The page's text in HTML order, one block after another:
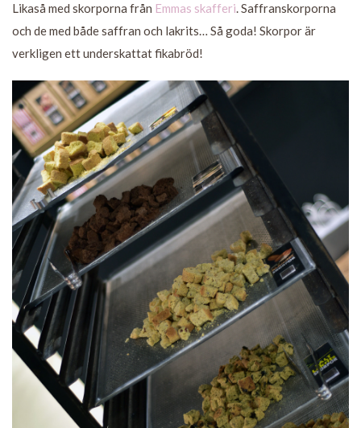
Likaså med skorporna från Emmas skafferi. Saffranskorporna
och de med både saffran och lakrits… Så goda! Skorpor är
verkligen ett underskattat fikabröd!